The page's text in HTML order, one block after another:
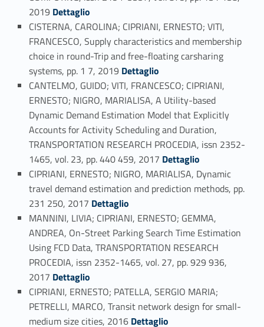
2019 Link identifier #identifier_person_159982-47
Dettaglio
CISTERNA, CAROLINA; CIPRIANI, ERNESTO; VITI,
FRANCESCO, Supply characteristics and membership
choice in round-Trip and free-floating carsharing
systems, pp. 1 7, 2019 Link identifier #identifier_person_81160-48
Dettaglio
CANTELMO, GUIDO; VITI, FRANCESCO; CIPRIANI,
ERNESTO; NIGRO, MARIALISA, A Utility-based
Dynamic Demand Estimation Model that Explicitly
Accounts for Activity Scheduling and Duration,
TRANSPORTATION RESEARCH PROCEDIA, issn 2352-
1465, vol. 23, pp. 440 459, 2017 Link identifier #identifier_person_110477-49
Dettaglio
CIPRIANI, ERNESTO; NIGRO, MARIALISA, Dynamic
travel demand estimation and prediction methods, pp.
231 250, 2017 Link identifier #identifier_person_183005-50
Dettaglio
MANNINI, LIVIA; CIPRIANI, ERNESTO; GEMMA,
ANDREA, On-Street Parking Search Time Estimation
Using FCD Data, TRANSPORTATION RESEARCH
PROCEDIA, issn 2352-1465, vol. 27, pp. 929 936,
2017 Link identifier #identifier_person_89329-51
Dettaglio
CIPRIANI, ERNESTO; PATELLA, SERGIO MARIA;
PETRELLI, MARCO, Transit network design for small-
medium size cities, 2016 Link identifier #identifier_person_47063-52
Dettaglio